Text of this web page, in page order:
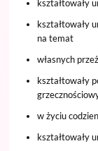
kształtowały
kształtowały
na temat
własnych
kształtowały
w życiu
kształtowały